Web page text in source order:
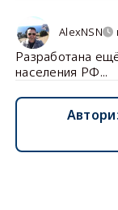
AlexNSN
Разработана
населения РФ...